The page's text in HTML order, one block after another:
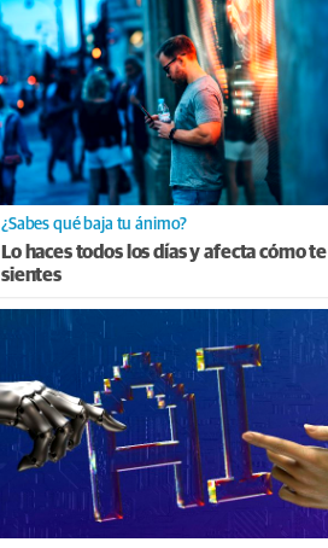
¿Sabes qué baja tu ánimo?
Lo haces todos los días y afecta cómo te
sientes